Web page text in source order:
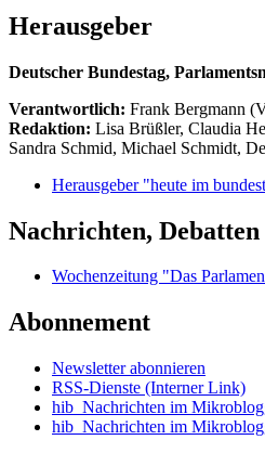
Herausgeber
Deutscher Bundestag,
Verantwortlich: Frank Bergmann
Redaktion: Lisa Brüßler, Claudia
Sandra Schmid, Michael Schmidt,
Herausgeber "heute im
Nachrichten,
Wochenzeitung "Das
Abonnement
Newsletter abonnieren
RSS-Dienste (Interner Link)
hib_Nachrichten im
hib_Nachrichten im